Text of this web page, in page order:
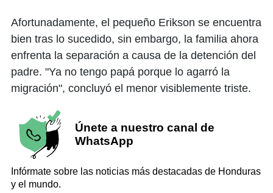
Afortunadamente, el pequeño Erikson se encuentra
bien tras lo sucedido, sin embargo, la familia ahora
enfrenta la separación a causa de la detención del
padre. "Ya no tengo papá porque lo agarró la
migración", concluyó el menor visiblemente triste.
Únete a nuestro canal de
WhatsApp
Infórmate sobre las noticias más destacadas de Honduras
y el mundo.